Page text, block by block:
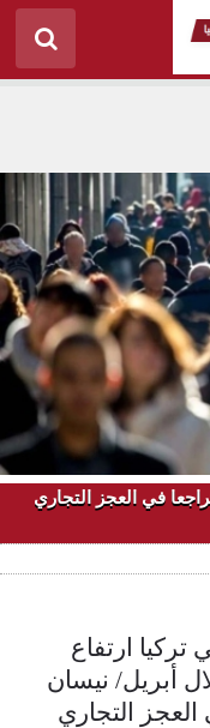
في العجز التجاري
ارتفاع
أبريل/ نيسان
العجز التجاري